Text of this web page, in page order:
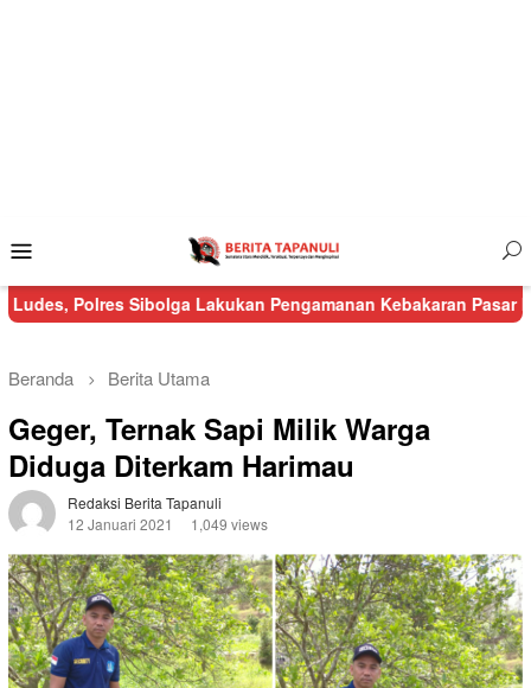
Mobile
Lakukan Pengamanan Kebakaran Pasar Nauli Kurang
Beranda Berita Utama
Geger, Ternak Sapi Milik Warga
Diduga Diterkam Harimau
Redaksi Berita Tapanuli
12 Januari 2021
1,049 views